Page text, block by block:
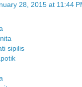
28, 2015 at 11:44
sipilis